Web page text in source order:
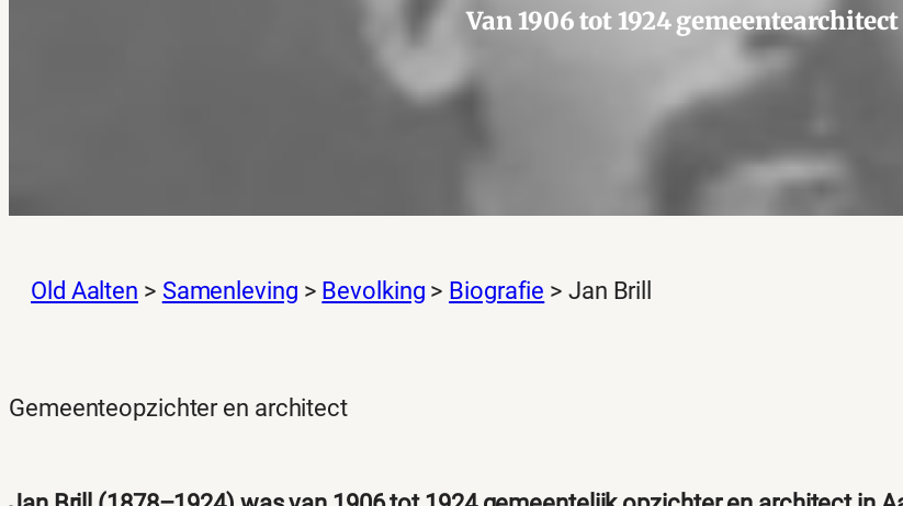
Van 1906 tot 1924
Old Aalten > Samenleving > Bevolking > Biografie > Jan Brill
Gemeenteopzichter en architect